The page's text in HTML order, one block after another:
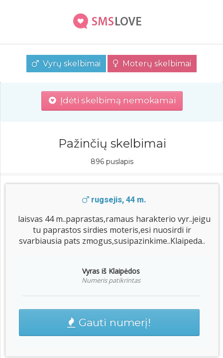
Vyrų skelbimai Moterų skelbimai
Įdėti skelbimą nemokamai
Pažinčių skelbimai
896 puslapis
rugsejis, 44 m.
laisvas 44 m..paprastas,ramaus harakterio vyr..jeigu
tu paprastos sirdies moteris,esi nuosirdi ir
svarbiausia pats zmogus,susipazinkime..Klaipeda..
Vyras iš Klaipėdos
Numeris patikrintas
Gauti numerį!